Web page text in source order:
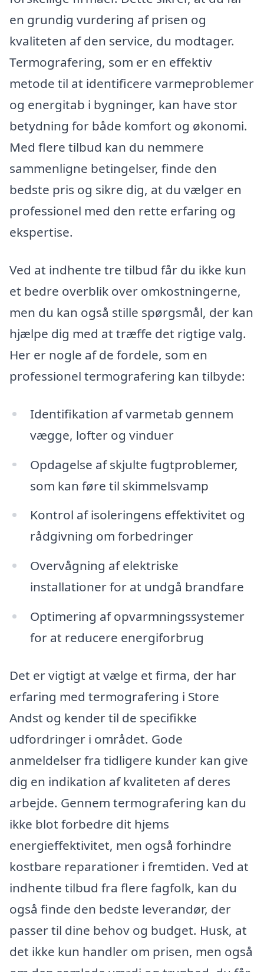
en grundig vurdering af prisen og
kvaliteten af den service, du modtager.
Termografering, som er en effektiv
metode til at identificere varmeproblemer
og energitab i bygninger, kan have stor
betydning for både komfort og økonomi.
Med flere tilbud kan du nemmere
sammenligne betingelser, finde den
bedste pris og sikre dig, at du vælger en
professionel med den rette erfaring og
ekspertise.
Ved at indhente tre tilbud får du ikke kun
et bedre overblik over omkostningerne,
men du kan også stille spørgsmål, der kan
hjælpe dig med at træffe det rigtige valg.
Her er nogle af de fordele, som en
professionel termografering kan tilbyde:
Identifikation af varmetab gennem
vægge, lofter og vinduer
Opdagelse af skjulte fugtproblemer,
som kan føre til skimmelsvamp
Kontrol af isoleringens effektivitet og
rådgivning om forbedringer
Overvågning af elektriske
installationer for at undgå brandfare
Optimering af opvarmningssystemer
for at reducere energiforbrug
Det er vigtigt at vælge et firma, der har
erfaring med termografering i Store
Andst og kender til de specifikke
udfordringer i området. Gode
anmeldelser fra tidligere kunder kan give
dig en indikation af kvaliteten af deres
arbejde. Gennem termografering kan du
ikke blot forbedre dit hjems
energieffektivitet, men også forhindre
kostbare reparationer i fremtiden. Ved at
indhente tilbud fra flere fagfolk, kan du
også finde den bedste leverandør, der
passer til dine behov og budget. Husk, at
det ikke kun handler om prisen, men også